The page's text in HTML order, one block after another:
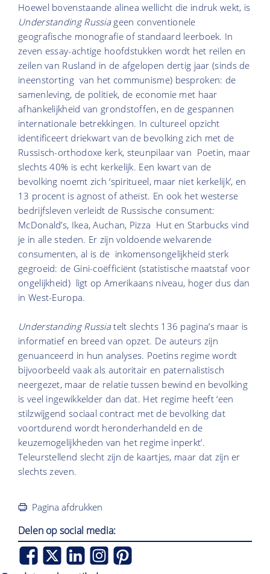
Hoewel bovenstaande alinea wellicht die indruk wekt, is
Understanding Russia geen conventionele
geografische monografie of standaard leerboek. In
zeven essay-achtige hoofdstukken wordt het reilen en
zeilen van Rusland in de afgelopen dertig jaar (sinds de
ineenstorting van het communisme) besproken: de
samenleving, de politiek, de economie met haar
afhankelijkheid van grondstoffen, en de gespannen
internationale betrekkingen. In cultureel opzicht
identificeert driekwart van de bevolking zich met de
Russisch-orthodoxe kerk, steunpilaar van Poetin, maar
slechts 40% is echt kerkelijk. Een kwart van de
bevolking noemt zich ‘spiritueel, maar niet kerkelijk’, en
13 procent is agnost of atheïst. En ook het westerse
bedrijfsleven verleidt de Russische consument:
McDonald’s, Ikea, Auchan, Pizza Hut en Starbucks vind
je in alle steden. Er zijn voldoende welvarende
consumenten, al is de inkomensongelijkheid sterk
gegroeid: de Gini-coëfficiënt (statistische maatstaf voor
ongelijkheid) ligt op Amerikaans niveau, hoger dus dan
in West-Europa.
Understanding Russiatelt slechts 136 pagina’s maar is
informatief en breed van opzet. De auteurs zijn
genuanceerd in hun analyses. Poetins regime wordt
bijvoorbeeld vaak als autoritair en paternalistisch
neergezet, maar de relatie tussen bewind en bevolking
is veel ingewikkelder dan dat. Het regime heeft ‘een
stilzwijgend sociaal contract met de bevolking dat
voortdurend wordt heronderhandeld en de
keuzemogelijkheden van het regime inperkt’.
Teleurstellend slecht zijn de kaartjes, maar dat zijn er
slechts zeven.
Pagina afdrukken
Delen op social media: